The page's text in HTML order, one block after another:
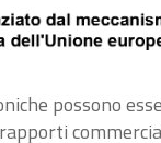
possono